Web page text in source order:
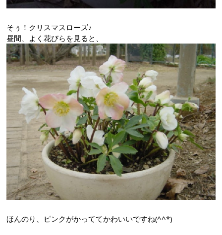
そぅ！クリスマスローズ♪
昼間、よく花びらを見ると、
ほんのり、ピンクがかっててかわいいですね(^^*)